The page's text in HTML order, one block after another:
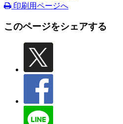
印刷用ページへ
このページをシェアする